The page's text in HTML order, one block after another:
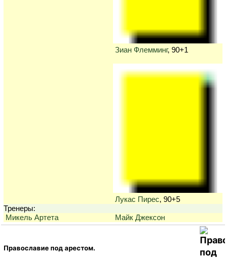
Зиан Флемминг, 90+1
Лукас Пирес, 90+5
Тренеры:
Микель Артета
Майк Джексон
Православие под арестом.